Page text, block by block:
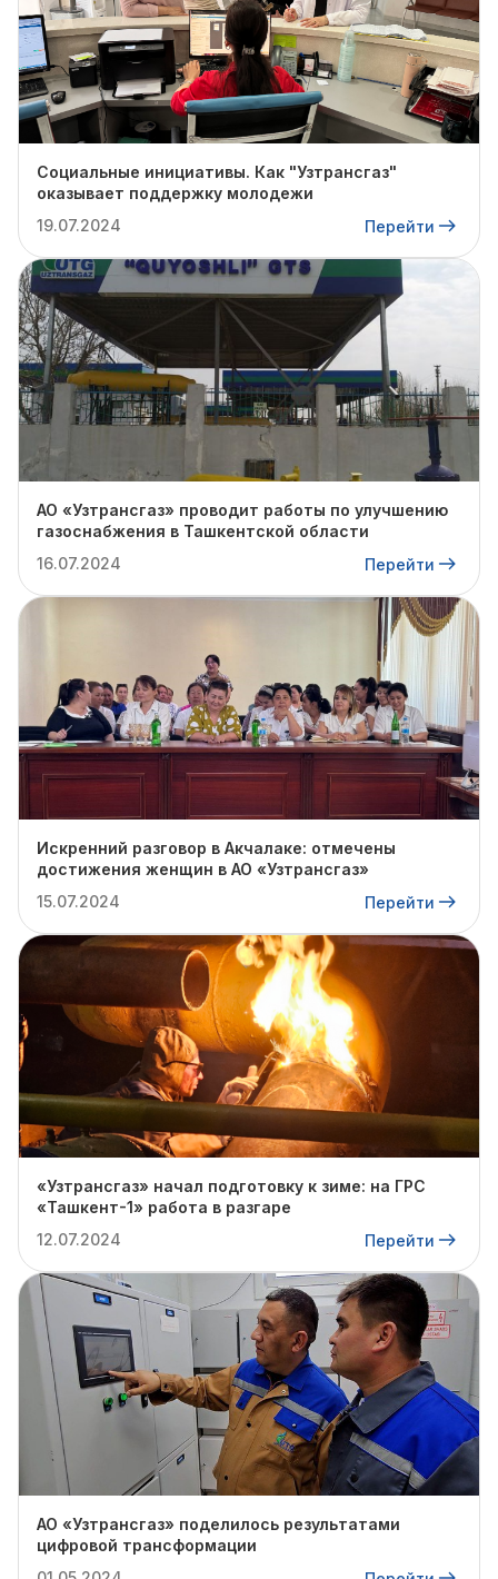
Социальные инициативы. Как "Узтрансгаз"
оказывает поддержку молодежи
19.07.2024
Перейти
АО «Узтрансгаз» проводит работы по улучшению
газоснабжения в Ташкентской области
16.07.2024
Перейти
Искренний разговор в Акчалаке: отмечены
достижения женщин в АО «Узтрансгаз»
15.07.2024
Перейти
«Узтрансгаз» начал подготовку к зиме: на ГРС
«Ташкент-1» работа в разгаре
12.07.2024
Перейти
АО «Узтрансгаз» поделилось результатами
цифровой трансформации